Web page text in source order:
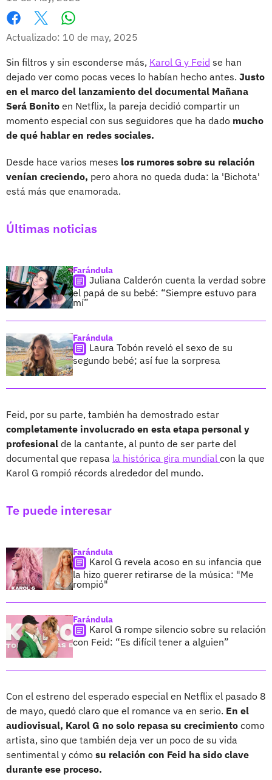
Facebook
X
Actualizado: 10 de may, 2025
Sin filtros y sin esconderse más, Karol G y Feid se han
dejado ver como pocas veces lo habían hecho antes. Justo
en el marco del lanzamiento del documental Mañana
Será Bonito en Netflix, la pareja decidió compartir un
momento especial con sus seguidores que ha dado mucho
de qué hablar en redes sociales.
Desde hace varios meses los rumores sobre su relación
venían creciendo, pero ahora no queda duda: la 'Bichota'
está más que enamorada.
Últimas noticias
Farándula
Juliana Calderón cuenta la verdad sobre
el papá de su bebé: “Siempre estuvo para
mí”
Farándula
Laura Tobón reveló el sexo de su
segundo bebé; así fue la sorpresa
Feid, por su parte, también ha demostrado estar
completamente involucrado en esta etapa personal y
profesional de la cantante, al punto de ser parte del
documental que repasa la histórica gira mundial con la que
Karol G rompió récords alrededor del mundo.
Te puede interesar
Farándula
Karol G revela acoso en su infancia que
la hizo querer retirarse de la música: "Me
rompió"
Farándula
Karol G rompe silencio sobre su relación
con Feid: “Es difícil tener a alguien”
Con el estreno del esperado especial en Netflix el pasado 8
de mayo, quedó claro que el romance va en serio. En el
audiovisual, Karol G no solo repasa su crecimiento como
artista, sino que también deja ver un poco de su vida
sentimental y cómo su relación con Feid ha sido clave
durante ese proceso.